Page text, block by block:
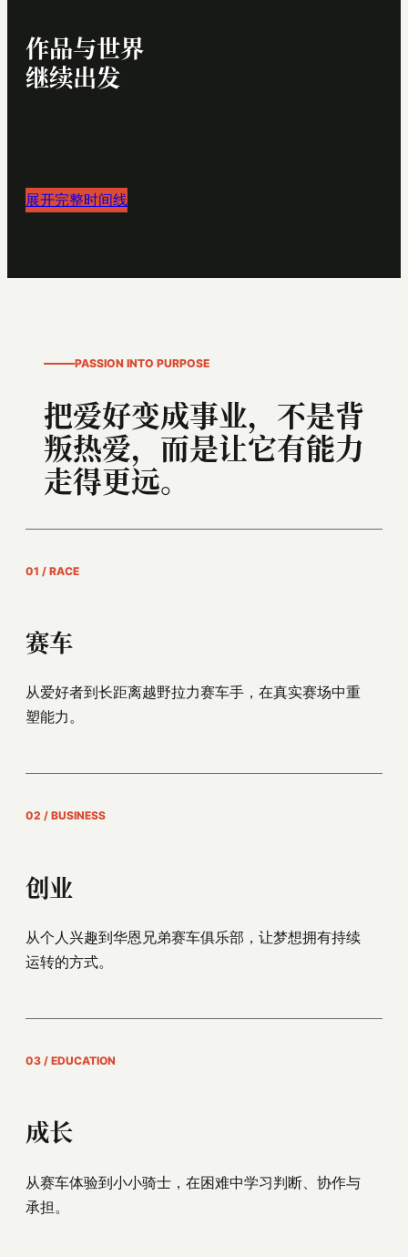
作品与世界
继续出发
展开完整时间线
PASSION INTO PURPOSE
把爱好变成事业，不是背
叛热爱，而是让它有能力
走得更远。
01 / RACE
赛车
从爱好者到长距离越野拉力赛车手，在真实赛场中重
塑能力。
02 / BUSINESS
创业
从个人兴趣到华恩兄弟赛车俱乐部，让梦想拥有持续
运转的方式。
03 / EDUCATION
成长
从赛车体验到小小骑士，在困难中学习判断、协作与
承担。